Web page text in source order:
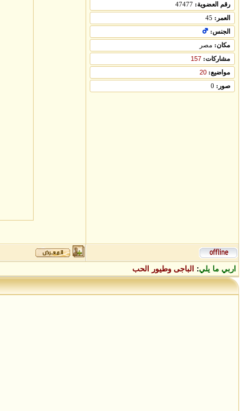
رقم العضوية:
العمر:
الجنس:
مكان: مصر
مشاركات: 157
مواضيع: 20
صور:
اربي ما يلي: الباجى وطيور الحب